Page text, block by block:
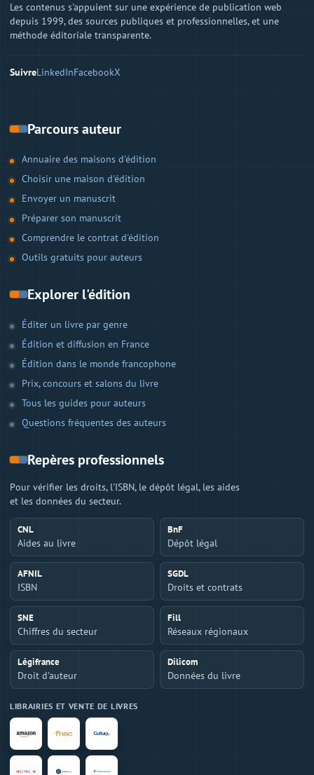
Les contenus s'appuient sur une expérience de publication web
depuis 1999, des sources publiques et professionnelles, et une
méthode éditoriale transparente.
SuivreLinkedInFacebookX
Parcours auteur
Annuaire des maisons d'édition
Choisir une maison d'édition
Envoyer un manuscrit
Préparer son manuscrit
Comprendre le contrat d'édition
Outils gratuits pour auteurs
Explorer l'édition
Éditer un livre par genre
Édition et diffusion en France
Édition dans le monde francophone
Prix, concours et salons du livre
Tous les guides pour auteurs
Questions fréquentes des auteurs
Repères professionnels
Pour vérifier les droits, l'ISBN, le dépôt légal, les aides
et les données du secteur.
CNL
Aides au livre
BnF
Dépôt légal
AFNIL
ISBN
SGDL
Droits et contrats
SNE
Chiffres du secteur
Fill
Réseaux régionaux
Légifrance
Droit d'auteur
Dilicom
Données du livre
LIBRAIRIES ET VENTE DE LIVRES